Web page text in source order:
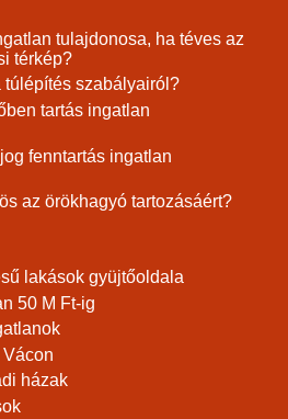
tulajdonosa, ha téves az
térkép?
túlépítés szabályairól?
tartás ingatlan
fenntartás ingatlan
az örökhagyó tartozásáért?
lakások gyüjtőoldala
50 M Ft-ig
házak